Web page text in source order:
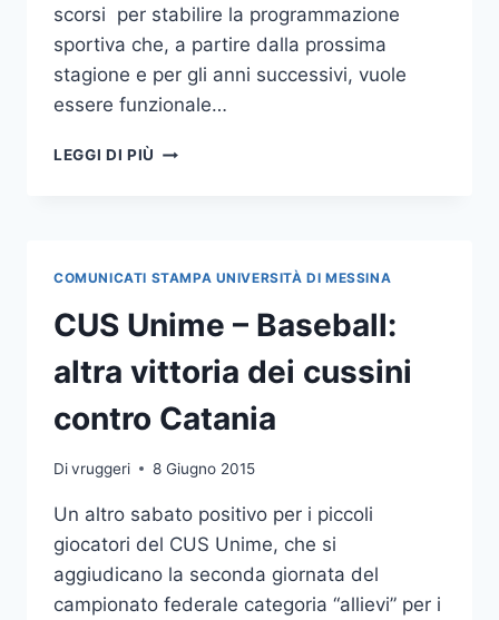
scorsi per stabilire la programmazione
sportiva che, a partire dalla prossima
stagione e per gli anni successivi, vuole
essere funzionale…
LEGGI DI PIÙ BASEBALL:
FEDERALE
DI
SERIE
C
COMUNICATI STAMPA UNIVERSITÀ DI MESSINA
CUS Unime – Baseball:
altra vittoria dei cussini
contro Catania
Divruggeri 8 Giugno 2015
Un altro sabato positivo per i piccoli
giocatori del CUS Unime, che si
aggiudicano la seconda giornata del
campionato federale categoria “allievi” per i